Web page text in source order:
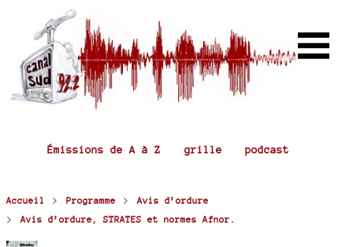
Émissions de A à Z grille podcast
Accueil > Programme > Avis d’ordure
> Avis d’ordure, STRATES et normes Afnor.